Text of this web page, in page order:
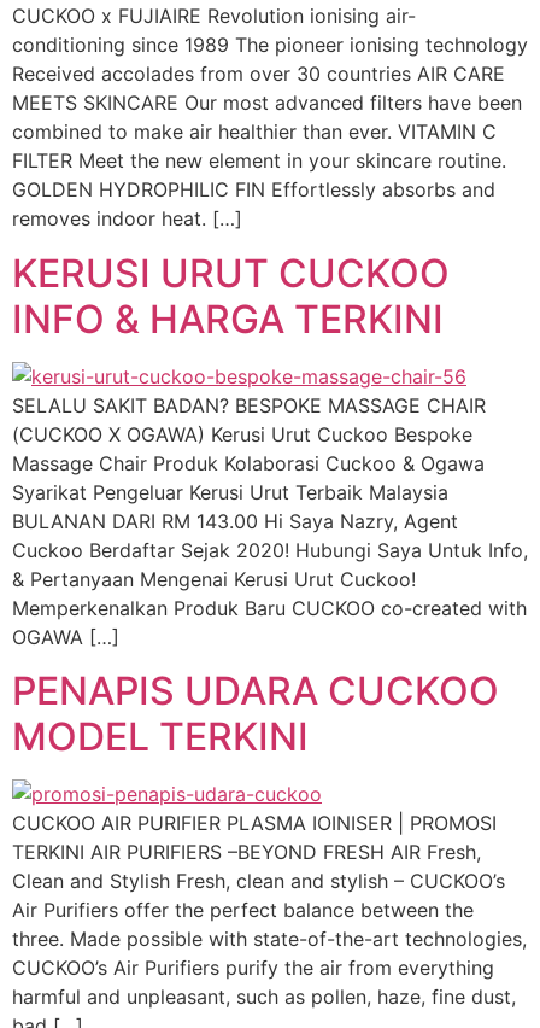
CUCKOO x FUJIAIRE Revolution ionising air-
conditioning since 1989 The pioneer ionising technology
Received accolades from over 30 countries AIR CARE
MEETS SKINCARE Our most advanced filters have been
combined to make air healthier than ever. VITAMIN C
FILTER Meet the new element in your skincare routine.
GOLDEN HYDROPHILIC FIN Effortlessly absorbs and
removes indoor heat. […]
KERUSI URUT CUCKOO
INFO & HARGA TERKINI
SELALU SAKIT BADAN? BESPOKE MASSAGE CHAIR
(CUCKOO X OGAWA) Kerusi Urut Cuckoo Bespoke
Massage Chair Produk Kolaborasi Cuckoo & Ogawa
Syarikat Pengeluar Kerusi Urut Terbaik Malaysia
BULANAN DARI RM 143.00 Hi Saya Nazry, Agent
Cuckoo Berdaftar Sejak 2020! Hubungi Saya Untuk Info,
& Pertanyaan Mengenai Kerusi Urut Cuckoo!
Memperkenalkan Produk Baru CUCKOO co-created with
OGAWA […]
PENAPIS UDARA CUCKOO
MODEL TERKINI
CUCKOO AIR PURIFIER PLASMA IOINISER | PROMOSI
TERKINI AIR PURIFIERS –BEYOND FRESH AIR Fresh,
Clean and Stylish Fresh, clean and stylish – CUCKOO’s
Air Purifiers offer the perfect balance between the
three. Made possible with state-of-the-art technologies,
CUCKOO’s Air Purifiers purify the air from everything
harmful and unpleasant, such as pollen, haze, fine dust,